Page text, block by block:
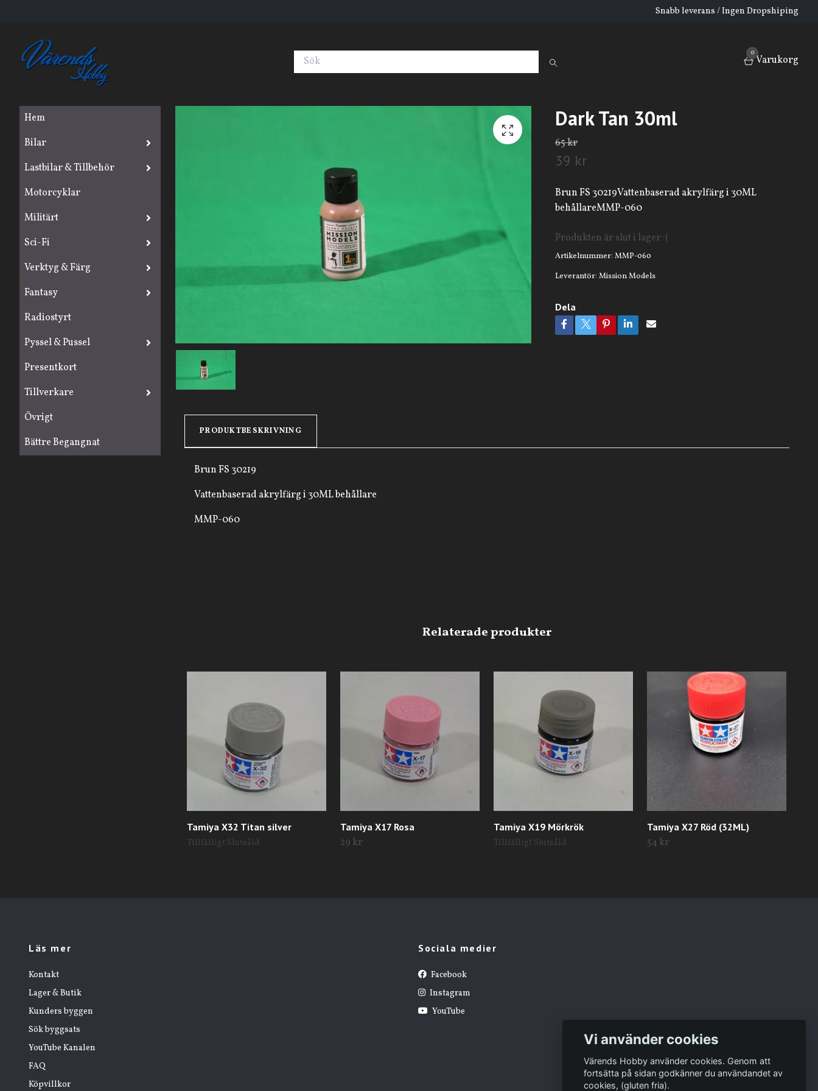
Snabb leverans / Ingen Dropshiping
0
Varukorg
Hem
Bilar
Lastbilar & Tillbehör
Motorcyklar
Militärt
Sci-Fi
Verktyg & Färg
Fantasy
Radiostyrt
Pyssel & Pussel
Presentkort
Tillverkare
Övrigt
Bättre Begangnat
Dark Tan 30ml
65 kr
39 kr
Brun FS 30219Vattenbaserad akrylfärg i 30ML
behållareMMP-060
Produkten är slut i lager :(
Artikelnummer: MMP-060
Leverantör: Mission Models
Dela
PRODUKTBESKRIVNING
Brun FS 30219
Vattenbaserad akrylfärg i 30ML behållare
MMP-060
Tamiya X32 Titan silver
Tillfälligt Slutsåld
Tamiya X17 Rosa
29 kr
Tamiya X19 Mörkrök
Tillfälligt Slutsåld
Tamiya X27 Röd (32ML)
54 kr
Läs mer
Kontakt
Lager & Butik
Kunders byggen
Sök byggsats
YouTube Kanalen
FAQ
Köpvillkor
Sociala medier
Facebook
Instagram
YouTube
Vi använder cookies
Värends Hobby använder cookies. Genom att
fortsätta på sidan godkänner du användandet av
cookies, (gluten fria).